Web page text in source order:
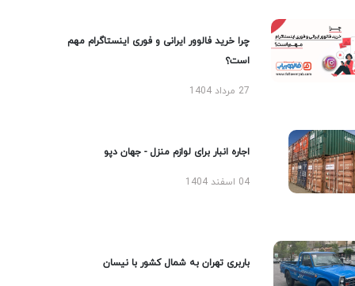
چرا خرید فالوور ایرانی و فوری اینستاگرام مهم
است؟
27 مرداد 1404
اجاره انبار برای لوازم منزل - جهان دپو
04 اسفند 1404
باربری تهران به شمال کشور با نیسان